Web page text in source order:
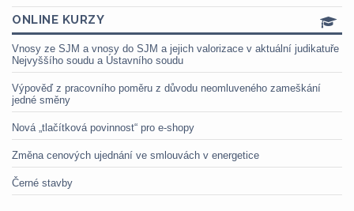
ONLINE KURZY
Vnosy ze SJM a vnosy do SJM a jejich valorizace v aktuální judikatuře
Nejvyššího soudu a Ústavního soudu
Výpověď z pracovního poměru z důvodu neomluveného zameškání
jedné směny
Nová „tlačítková povinnost“ pro e-shopy
Změna cenových ujednání ve smlouvách v energetice
Černé stavby